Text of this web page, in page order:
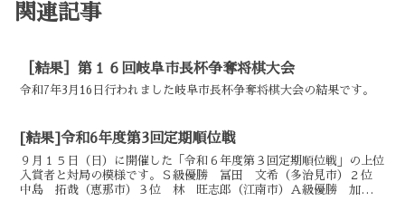
関連記事
［結果］第１６回岐阜市長杯争奪将棋大会
令和7年3月16日行われました岐阜市長杯争奪将棋大会の結果です。
[結果]令和6年度第3回定期順位戦
９月１５日（日）に開催した「令和６年度第３回定期順位戦」の上位
入賞者と対局の模様です。Ｓ級優勝 冨田 文希（多治見市）２位
中島 拓哉（恵那市）３位 林 旺志郎（江南市）Ａ級優勝 加藤